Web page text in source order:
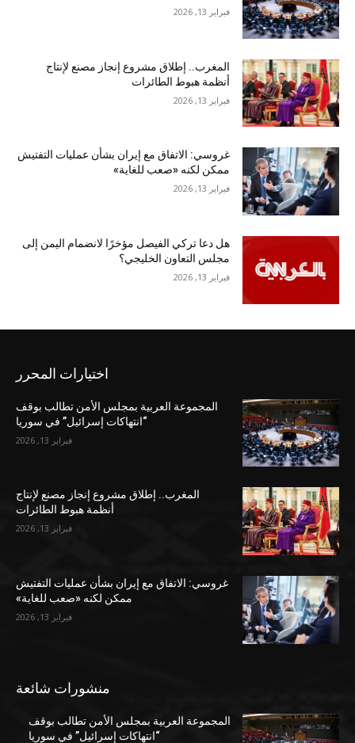
فبراير 13, 2026
المغرب.. إطلاق مشروع إنجاز مصنع لإنتاج
أنظمة هبوط الطائرات
فبراير 13, 2026
غروسي: الاتفاق مع إيران بشأن عمليات التفتيش
ممكن لكنه «صعب للغاية»
فبراير 13, 2026
هل دعا تركي الفيصل مؤخرًا لانضمام اليمن إلى
مجلس التعاون الخليجي؟
فبراير 13, 2026
اختيارات المحرر
المجموعة العربية بمجلس الأمن تطالب بوقف
“انتهاكات إسرائيل” في سوريا
فبراير 13, 2026
المغرب.. إطلاق مشروع إنجاز مصنع لإنتاج
أنظمة هبوط الطائرات
فبراير 13, 2026
غروسي: الاتفاق مع إيران بشأن عمليات التفتيش
ممكن لكنه «صعب للغاية»
فبراير 13, 2026
منشورات شائعة
المجموعة العربية بمجلس الأمن تطالب بوقف
“انتهاكات إسرائيل” في سوريا